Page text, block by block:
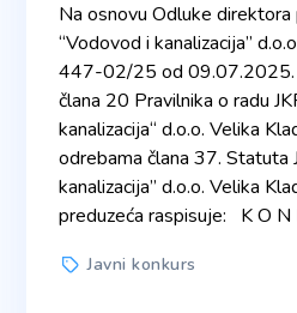
Na osnovu Odluke direktora
“Vodovod i kanalizacija”
447-02/25 od 09.07.2025.
člana 20 Pravilnika o radu
kanalizacija“ d.o.o. Velika
odrebama člana 37. Statuta
kanalizacija” d.o.o. Velika
preduzeća raspisuje: K O N
TagsJavni konkurs